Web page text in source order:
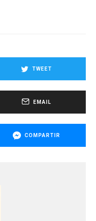
TWEET
EMAIL
COMPARTIR